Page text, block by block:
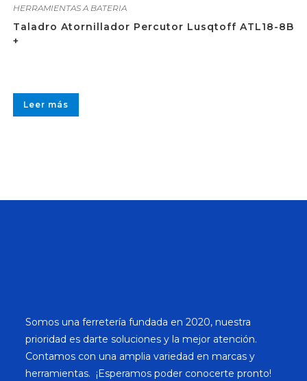
HERRAMIENTAS A BATERIA
Taladro Atornillador Percutor Lusqtoff ATL18-8B
+
Leer más
Somos una ferretería fundada en 2020, nuestra
prioridad es darte soluciones y la mejor atención.
Contamos con una amplia variedad en marcas y
herramientas. ¡Esperamos poder conocerte pronto!